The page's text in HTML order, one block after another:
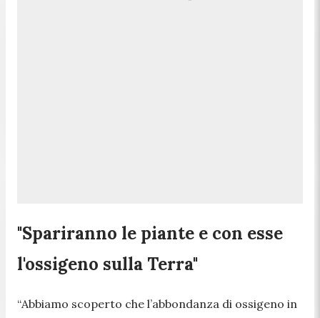
"Spariranno le piante e con esse
l'ossigeno sulla Terra"
“Abbiamo scoperto che l’abbondanza di ossigeno in